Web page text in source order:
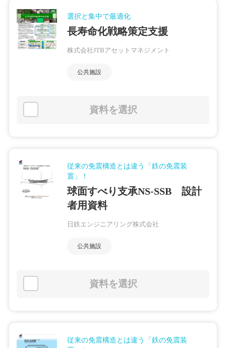
選択と集中で最適化
長寿命化戦略策定支援
株式会社JTBアセットマネジメント
公共施設
資料を選択
従来の免震構造とは違う「鉄の免震装
置」！
球面すべり支承NS-SSB 設計
者用資料
日鉄エンジニアリング株式会社
公共施設
資料を選択
従来の免震構造とは違う「鉄の免震装